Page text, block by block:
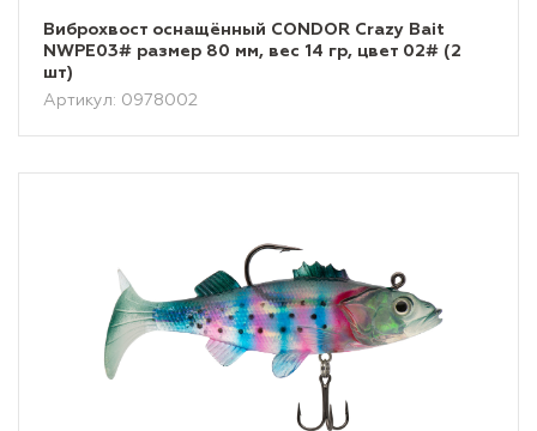
Виброхвост оснащённый CONDOR Crazy Bait
NWPE03# размер 80 мм, вес 14 гр, цвет 02# (2
шт)
Артикул: 0978002